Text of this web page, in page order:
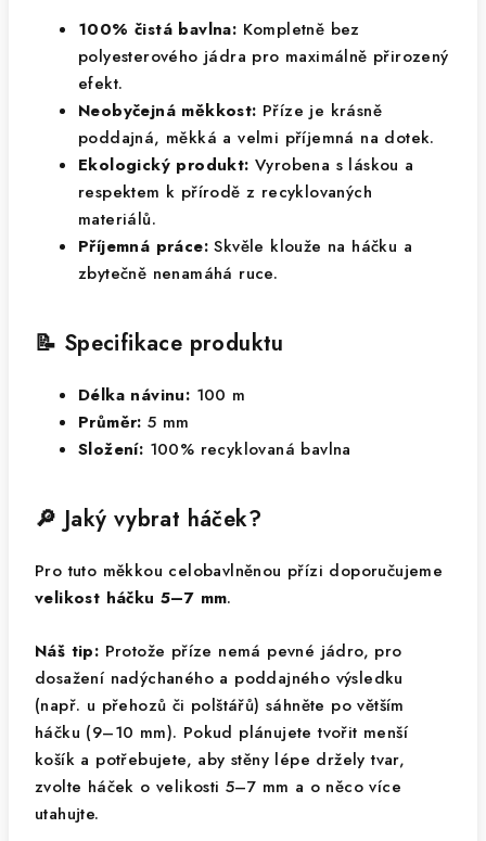
100% čistá bavlna: Kompletně bez
polyesterového jádra pro maximálně přirozený
efekt.
Neobyčejná měkkost: Příze je krásně
poddajná, měkká a velmi příjemná na dotek.
Ekologický produkt: Vyrobena s láskou a
respektem k přírodě z recyklovaných
materiálů.
Příjemná práce: Skvěle klouže na háčku a
zbytečně nenamáhá ruce.
📝 Specifikace produktu
Délka návinu: 100 m
Průměr: 5 mm
Složení: 100% recyklovaná bavlna
🔎 Jaký vybrat háček?
Pro tuto měkkou celobavlněnou přízi doporučujeme
velikost háčku 5–7 mm.
Náš tip: Protože příze nemá pevné jádro, pro
dosažení nadýchaného a poddajného výsledku
(např. u přehozů či polštářů) sáhněte po větším
háčku (9–10 mm). Pokud plánujete tvořit menší
košík a potřebujete, aby stěny lépe držely tvar,
zvolte háček o velikosti 5–7 mm a o něco více
utahujte.